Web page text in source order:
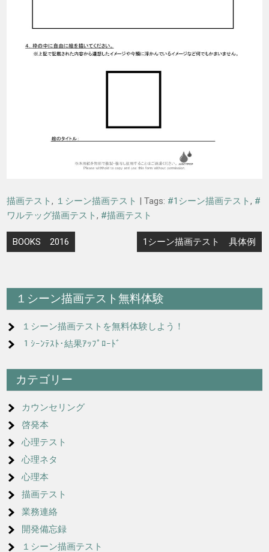
描画テスト, １シーン描画テスト | Tags: #1シーン描画テスト, #
ワルテッグ描画テスト, #描画テスト
投
ビ
ゲ
ー
シ
ョ
ン
BOOKS 2016 1シーン描画テスト 具体例
１シーン描画テスト無料体験
１シーン描画テストを無料体験しよう！
１ｼｰﾝﾃｽﾄ･結果ｱｯﾌﾟﾛｰﾄﾞ
カテゴリー
カウンセリング
啓発本
心理テスト
心理ネタ
心理本
描画テスト
業務連絡
開発備忘録
１シーン描画テスト